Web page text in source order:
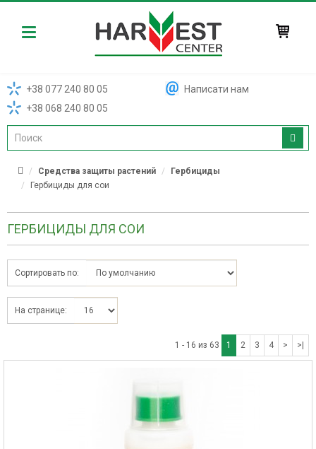
Harvest
+38 077 240 80 05
+38 068 240 80 05
Написати нам
Средства защиты растений
Гербициды
Гербициды для сои
ГЕРБИЦИДЫ ДЛЯ СОИ
Сортировать по:
На странице:
1 - 16 из 63 1 2 3 4 > >|